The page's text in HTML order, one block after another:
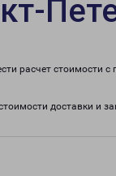
расчет стоимости
доставки и